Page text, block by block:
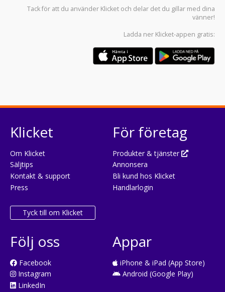
Tack för att du använder Klicket och delar det du gillar med dina
vänner!
Ladda ner Klicket-appen gratis:
Klicket
Om Klicket
Säljtips
Kontakt & support
Press
Tyck till om Klicket
För företag
Produkter & tjänster
Annonsera
Bli kund hos Klicket
Handlarlogin
Följ oss
Facebook
Instagram
LinkedIn
Appar
iPhone & iPad (App Store)
Android (Google Play)